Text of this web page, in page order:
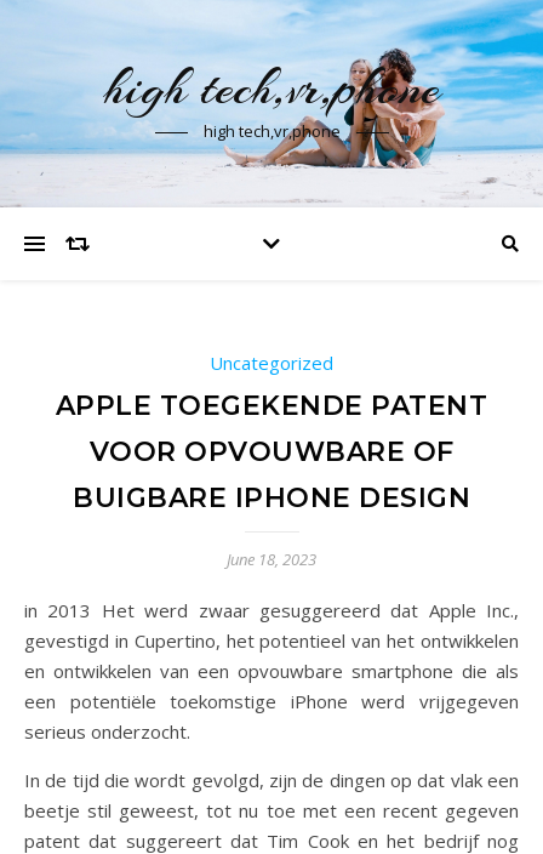
high tech,vr,phone
high tech,vr,phone
Uncategorized
APPLE TOEGEKENDE PATENT
VOOR OPVOUWBARE OF
BUIGBARE IPHONE DESIGN
June 18, 2023
in 2013 Het werd zwaar gesuggereerd dat Apple Inc.,
gevestigd in Cupertino, het potentieel van het ontwikkelen
en ontwikkelen van een opvouwbare smartphone die als
een potentiële toekomstige iPhone werd vrijgegeven
serieus onderzocht.
In de tijd die wordt gevolgd, zijn de dingen op dat vlak een
beetje stil geweest, tot nu toe met een recent gegeven
patent dat suggereert dat Tim Cook en het bedrijf nog